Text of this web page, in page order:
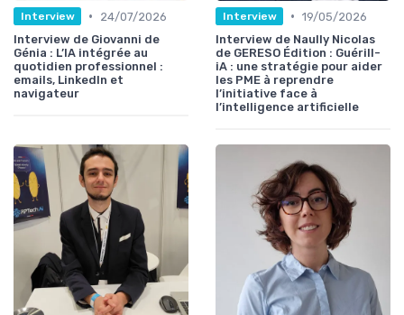
Interview •
24/07/2026
Interview de Giovanni de
Génia : L’IA intégrée au
quotidien professionnel :
emails, LinkedIn et
navigateur
Interview • 19/05/2026
Interview de Naully Nicolas
de GERESO Édition : Guérill-
iA : une stratégie pour aider
les PME à reprendre
l’initiative face à
l’intelligence artificielle